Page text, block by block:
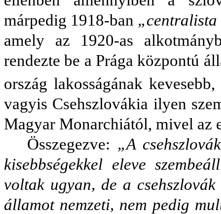
márpedig 1918-ban „centralista
amely az 1920-as
rendezte be a Prága központú
ország lakosságának
vagyis Csehszlovákia ilyen
Magyar Monarchiától, mivel az
Összegezve: „A
kisebbségekkel eleve
voltak ugyan, de a
államot nemzeti, nem pedig